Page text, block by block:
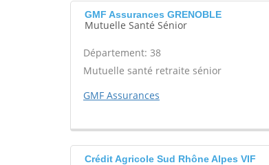
GMF Assurances GRENOBLE
Mutuelle Santé Sénior
Département: 38
Mutuelle santé retraite sénior
GMF Assurances
Crédit Agricole Sud Rhône Alpes VIF